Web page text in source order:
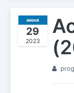
июня
29
2023